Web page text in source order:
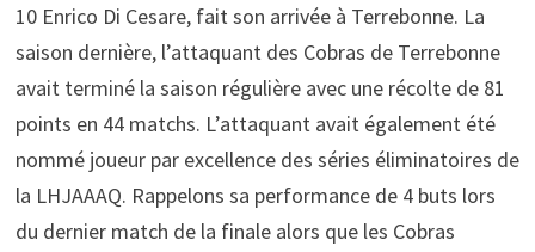
10 Enrico Di Cesare, fait son arrivée à Terrebonne. La
saison dernière, l’attaquant des Cobras de Terrebonne
avait terminé la saison régulière avec une récolte de 81
points en 44 matchs. L’attaquant avait également été
nommé joueur par excellence des séries éliminatoires de
la LHJAAAQ. Rappelons sa performance de 4 buts lors
du dernier match de la finale alors que les Cobras